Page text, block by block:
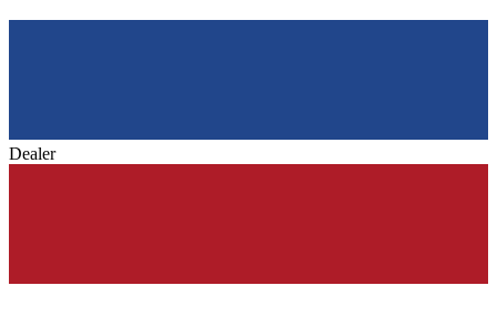
Dealer